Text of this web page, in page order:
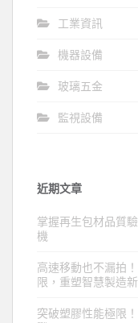
工業資訊
機器設備
玻璃五金
監視設備
近期文章
掌握再生包材品質
機
高速移動也不漏拍
限，重塑智慧製造
突破塑膠性能極限